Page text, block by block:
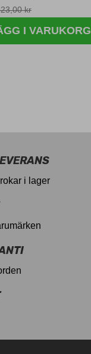
kr
I VARUKORG
i lager